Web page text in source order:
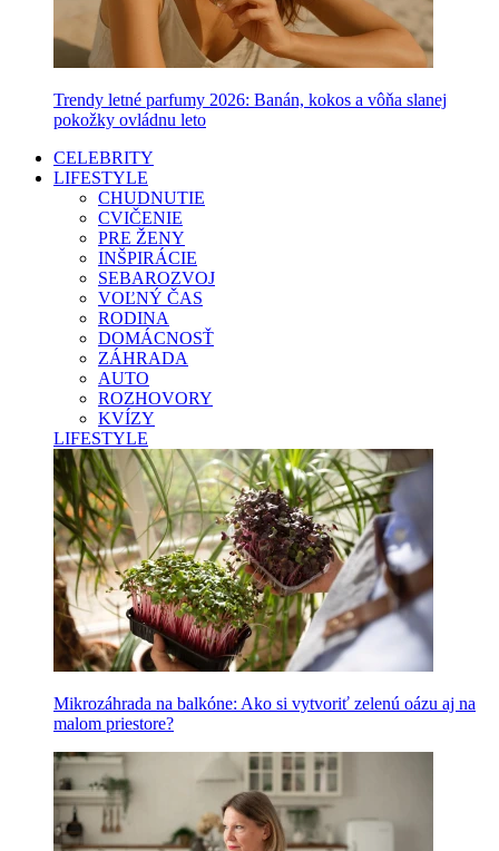
Trendy letné parfumy 2026: Banán, kokos a vôňa slanej
pokožky ovládnu leto
CELEBRITY
LIFESTYLE
CHUDNUTIE
CVIČENIE
PRE ŽENY
INŠPIRÁCIE
SEBAROZVOJ
VOĽNÝ ČAS
RODINA
DOMÁCNOSŤ
ZÁHRADA
AUTO
ROZHOVORY
KVÍZY
LIFESTYLE
Mikrozáhrada na balkóne: Ako si vytvoriť zelenú oázu aj na
malom priestore?